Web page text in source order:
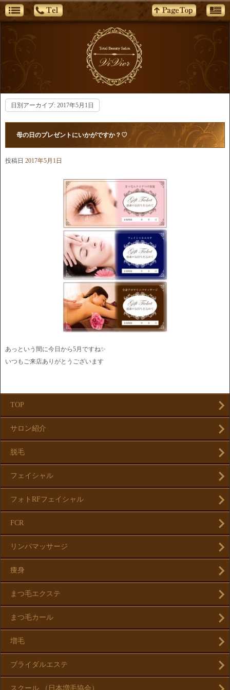
日別アーカイブ: 2017年5月1日
母の日のプレゼントにいかがですか？♡
投稿日 2017年5月1日
あっという間に今日から5月ですね✨
いつもご来店ありがとうございます
TOP
サロン紹介
脱毛
フェイシャル
フォトRFフェイシャル
FCR
リンパマッサージ
痩身
まつ毛エクステ
まつ毛カール
増毛
ブライダルエステ
スクール （日本増毛協会）